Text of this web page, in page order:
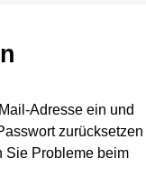
Adresse ein und
zurücksetzen
Sie Probleme beim